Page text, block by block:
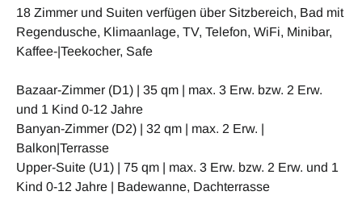
18 Zimmer und Suiten verfügen über Sitzbereich, Bad mit
Regendusche, Klimaanlage, TV, Telefon, WiFi, Minibar,
Kaffee-|Teekocher, Safe
Bazaar-Zimmer (D1) | 35 qm | max. 3 Erw. bzw. 2 Erw.
und 1 Kind 0-12 Jahre
Banyan-Zimmer (D2) | 32 qm | max. 2 Erw. |
Balkon|Terrasse
Upper-Suite (U1) | 75 qm | max. 3 Erw. bzw. 2 Erw. und 1
Kind 0-12 Jahre | Badewanne, Dachterrasse